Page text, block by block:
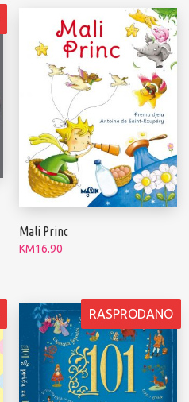
Mali Princ
KM16.90
RASPRODANO